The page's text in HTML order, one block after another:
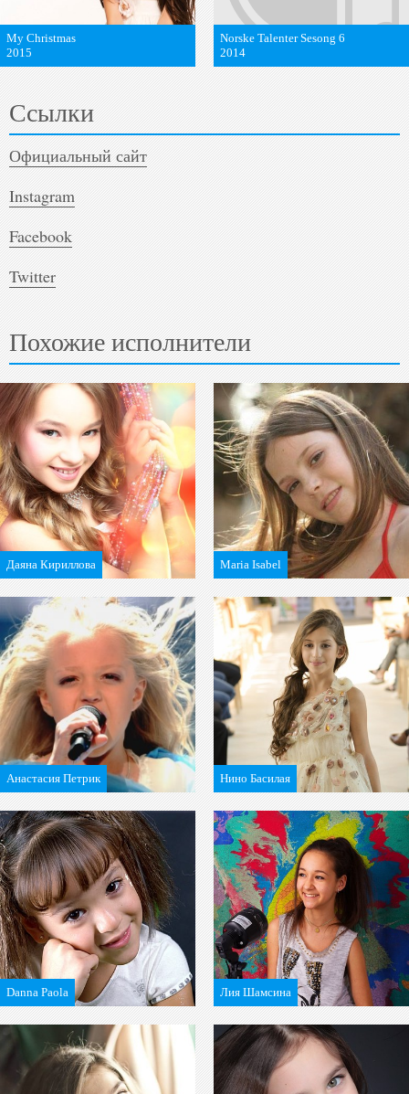
My Christmas
2015
Norske Talenter Sesong 6
2014
Ссылки
Официальный сайт
Instagram
Facebook
Twitter
Похожие исполнители
Даяна Кириллова Maria Isabel
Анастасия Петрик Нино Басилая
Danna Paola Лия Шамсина